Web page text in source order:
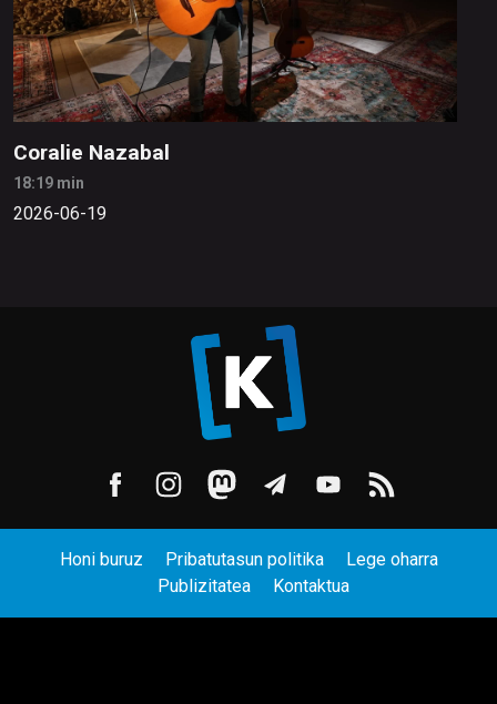
Coralie Nazabal
18:19 min
2026-06-19
Honi buruz Pribatutasun politika
Lege oharra
Publizitatea
Kontaktua